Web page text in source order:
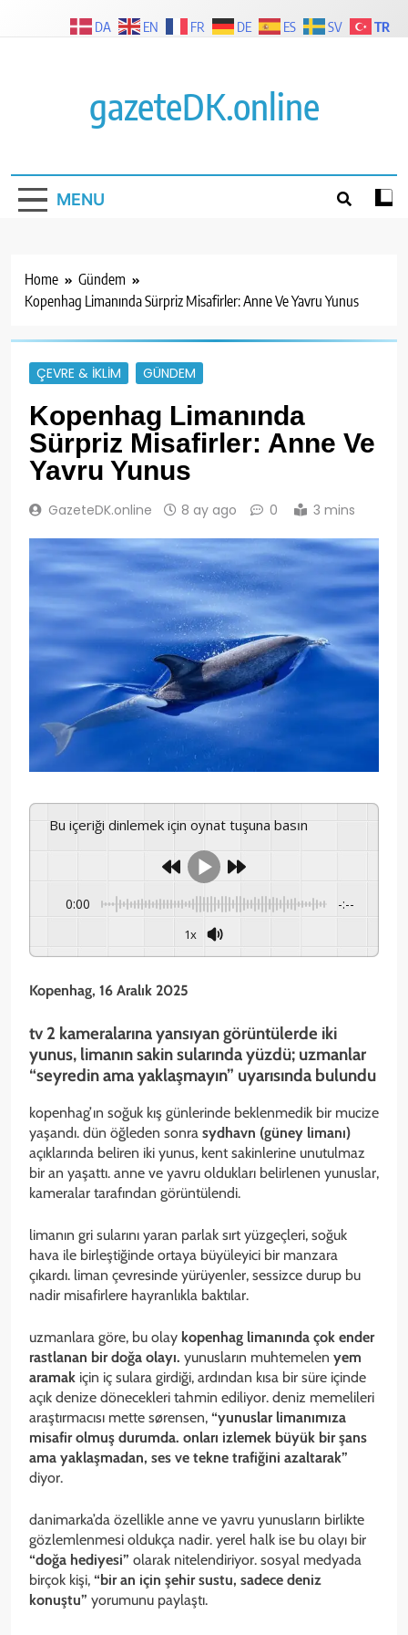
gazeteDK.online
MENU
Home
Gündem
Kopenhag Limanında Sürpriz Misafirler: Anne Ve Yavru Yunus
ÇEVRE & İKLIM GÜNDEM
Kopenhag Limanında
Sürpriz Misafirler: Anne Ve
Yavru Yunus
GazeteDK.online 8 ay ago 0 3 mins
Bu içeriği dinlemek için oynat tuşuna basın
0:00 -:--
1x
Kopenhag, 16 Aralık 2025
tv 2 kameralarına yansıyan görüntülerde iki
yunus, limanın sakin sularında yüzdü; uzmanlar
“seyredin ama yaklaşmayın” uyarısında bulundu
kopenhag’ın soğuk kış günlerinde beklenmedik bir mucize
yaşandı. dün öğleden sonra sydhavn (güney limanı)
açıklarında beliren iki yunus, kent sakinlerine unutulmaz
bir an yaşattı. anne ve yavru oldukları belirlenen yunuslar,
kameralar tarafından görüntülendi.
limanın gri sularını yaran parlak sırt yüzgeçleri, soğuk
hava ile birleştiğinde ortaya büyüleyici bir manzara
çıkardı. liman çevresinde yürüyenler, sessizce durup bu
nadir misafirlere hayranlıkla baktılar.
uzmanlara göre, bu olay kopenhag limanında çok ender
rastlanan bir doğa olayı. yunusların muhtemelen yem
aramak için iç sulara girdiği, ardından kısa bir süre içinde
açık denize dönecekleri tahmin ediliyor. deniz memelileri
araştırmacısı mette sørensen, “yunuslar limanımıza
misafir olmuş durumda. onları izlemek büyük bir şans
ama yaklaşmadan, ses ve tekne trafiğini azaltarak”
diyor.
danimarka’da özellikle anne ve yavru yunusların birlikte
gözlemlenmesi oldukça nadir. yerel halk ise bu olayı bir
“doğa hediyesi” olarak nitelendiriyor. sosyal medyada
birçok kişi, “bir an için şehir sustu, sadece deniz
konuştu” yorumunu paylaştı.
DA EN FR DE ES SV TR